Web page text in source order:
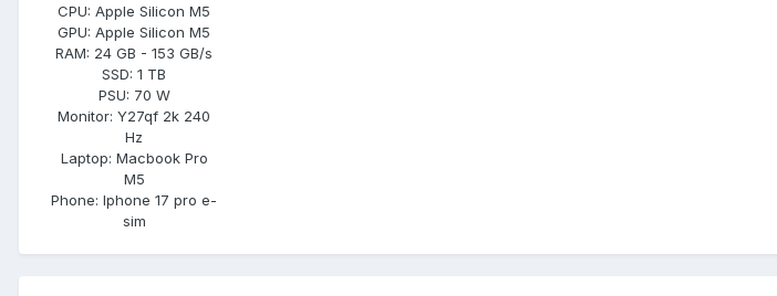
CPU: Apple Silicon M5
GPU: Apple Silicon M5
RAM: 24 GB - 153 GB/s
SSD: 1 TB
PSU: 70 W
Monitor: Y27qf 2k 240
Hz
Laptop: Macbook Pro
M5
Phone: Iphone 17 pro e-
sim